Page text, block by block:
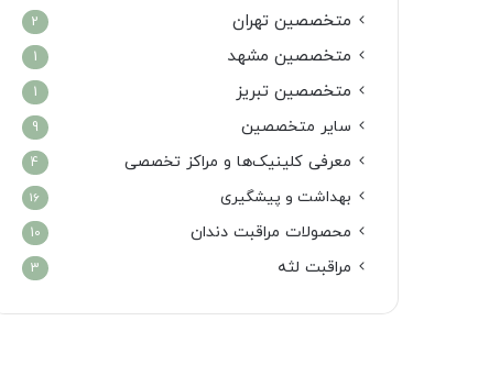
متخصصین تهران 2
متخصصین مشهد 1
متخصصین تبریز 1
سایر متخصصین 9
معرفی کلینیک‌ها و مراکز تخصصی 4
بهداشت و پیشگیری 16
محصولات مراقبت دندان 10
مراقبت لثه 3